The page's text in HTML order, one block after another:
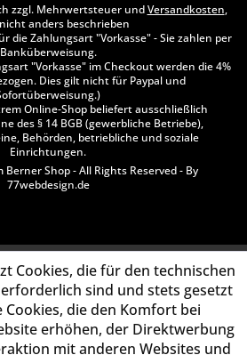
zzgl. Mehrwertsteuer undVersandkosten,
anders beschrieben
die Zahlungsart "Vorkasse" - Sie zahlen per
Banküberweisung.
"Vorkasse" im Checkout werden die 4%
Dies gilt nicht für Paypal und
Online-Shop beliefert ausschließlich
des § 14 BGB (gewerbliche Betriebe),
Behörden, betriebliche und soziale
Einrichtungen.
Shop - All Rights Reserved - By
77webdesign.de
Cookies, die für den technischen
sind und stets gesetzt
Cookies, die den Komfort bei
erhöhen, der Direktwerbung
mit anderen Websites und